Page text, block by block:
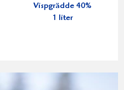
Vispgrädde 40%
1 liter